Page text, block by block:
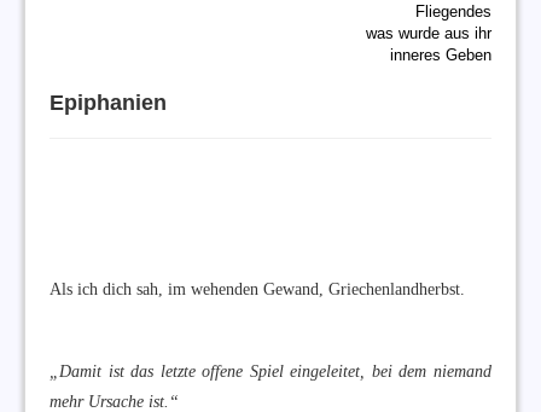
Fliegendes
was wurde aus ihr
inneres Geben
Epiphanien
Als ich dich sah, im wehenden Gewand, Griechenlandherbst.
„Damit ist das letzte offene Spiel eingeleitet, bei dem niemand
mehr Ursache ist.“